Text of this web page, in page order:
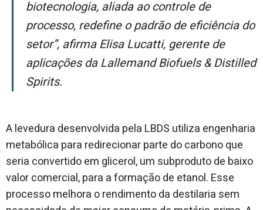
biotecnologia, aliada ao controle de
processo, redefine o padrão de eficiência do
setor”, afirma Elisa Lucatti, gerente de
aplicações da Lallemand Biofuels & Distilled
Spirits.
A levedura desenvolvida pela LBDS utiliza engenharia
metabólica para redirecionar parte do carbono que
seria convertido em glicerol, um subproduto de baixo
valor comercial, para a formação de etanol. Esse
processo melhora o rendimento da destilaria sem